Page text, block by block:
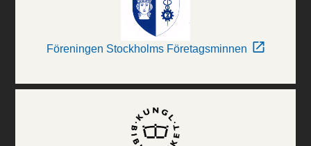
Föreningen Stockholms Företagsminnen